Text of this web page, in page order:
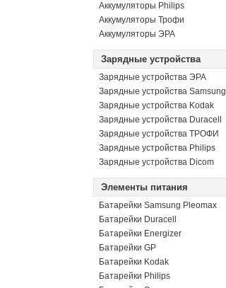
Аккумуляторы Philips
Аккумуляторы Трофи
Аккумуляторы ЭРА
Зарядные устройства
Зарядные устройства ЭРА
Зарядные устройства Samsung
Зарядные устройства Kodak
Зарядные устройства Duracell
Зарядные устройства ТРОФИ
Зарядные устройства Philips
Зарядные устройства Dicom
Элементы питания
Батарейки Samsung Pleomax
Батарейки Duracell
Батарейки Energizer
Батарейки GP
Батарейки Kodak
Батарейки Philips